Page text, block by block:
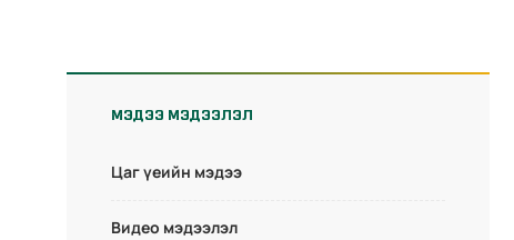
МЭДЭЭ МЭДЭЭЛЭЛ
Цаг үеийн мэдээ
Видео мэдээлэл